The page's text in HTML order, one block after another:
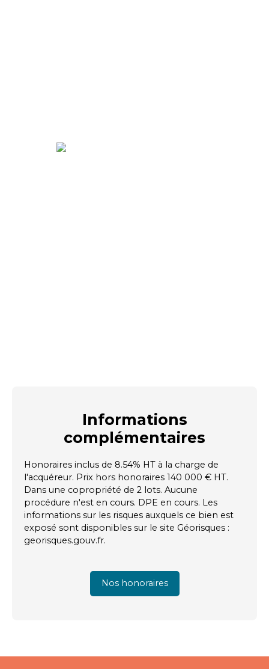
Informations
complémentaires
Honoraires inclus de 8.54% HT à la charge de
l'acquéreur. Prix hors honoraires 140 000 € HT.
Dans une copropriété de 2 lots. Aucune
procédure n'est en cours. DPE en cours. Les
informations sur les risques auxquels ce bien est
exposé sont disponibles sur le site Géorisques :
georisques.gouv.fr.
Nos honoraires